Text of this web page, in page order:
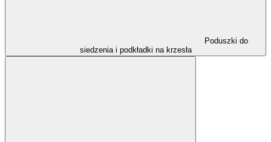
Poduszki do
siedzenia i podkładki na krzesła